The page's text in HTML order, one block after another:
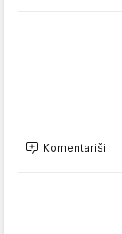
Komentariši